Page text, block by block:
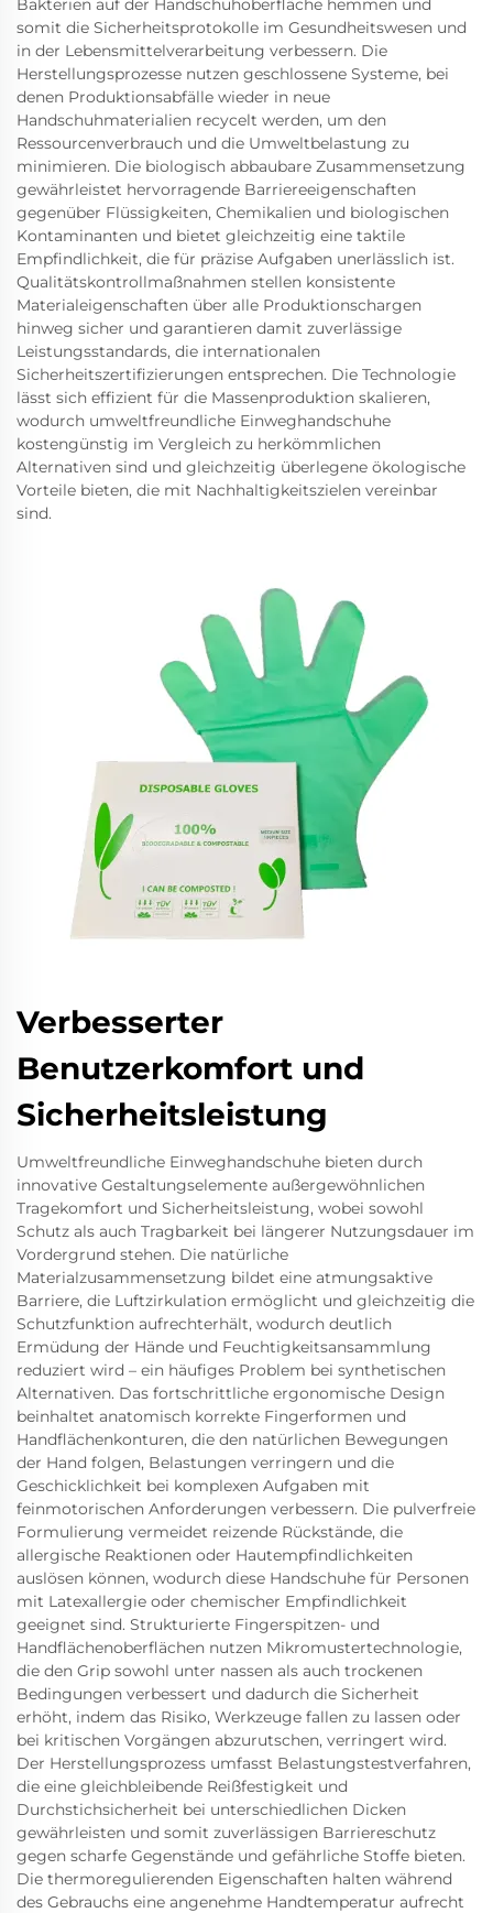
Bakterien auf der Handschuhoberfläche hemmen und
somit die Sicherheitsprotokolle im Gesundheitswesen und
in der Lebensmittelverarbeitung verbessern. Die
Herstellungsprozesse nutzen geschlossene Systeme, bei
denen Produktionsabfälle wieder in neue
Handschuhmaterialien recycelt werden, um den
Ressourcenverbrauch und die Umweltbelastung zu
minimieren. Die biologisch abbaubare Zusammensetzung
gewährleistet hervorragende Barriereeigenschaften
gegenüber Flüssigkeiten, Chemikalien und biologischen
Kontaminanten und bietet gleichzeitig eine taktile
Empfindlichkeit, die für präzise Aufgaben unerlässlich ist.
Qualitätskontrollmaßnahmen stellen konsistente
Materialeigenschaften über alle Produktionschargen
hinweg sicher und garantieren damit zuverlässige
Leistungsstandards, die internationalen
Sicherheitszertifizierungen entsprechen. Die Technologie
lässt sich effizient für die Massenproduktion skalieren,
wodurch umweltfreundliche Einweghandschuhe
kostengünstig im Vergleich zu herkömmlichen
Alternativen sind und gleichzeitig überlegene ökologische
Vorteile bieten, die mit Nachhaltigkeitszielen vereinbar
sind.
Verbesserter
Benutzerkomfort und
Sicherheitsleistung
Umweltfreundliche Einweghandschuhe bieten durch
innovative Gestaltungselemente außergewöhnlichen
Tragekomfort und Sicherheitsleistung, wobei sowohl
Schutz als auch Tragbarkeit bei längerer Nutzungsdauer im
Vordergrund stehen. Die natürliche
Materialzusammensetzung bildet eine atmungsaktive
Barriere, die Luftzirkulation ermöglicht und gleichzeitig die
Schutzfunktion aufrechterhält, wodurch deutlich
Ermüdung der Hände und Feuchtigkeitsansammlung
reduziert wird – ein häufiges Problem bei synthetischen
Alternativen. Das fortschrittliche ergonomische Design
beinhaltet anatomisch korrekte Fingerformen und
Handflächenkonturen, die den natürlichen Bewegungen
der Hand folgen, Belastungen verringern und die
Geschicklichkeit bei komplexen Aufgaben mit
feinmotorischen Anforderungen verbessern. Die pulverfreie
Formulierung vermeidet reizende Rückstände, die
allergische Reaktionen oder Hautempfindlichkeiten
auslösen können, wodurch diese Handschuhe für Personen
mit Latexallergie oder chemischer Empfindlichkeit
geeignet sind. Strukturierte Fingerspitzen- und
Handflächenoberflächen nutzen Mikromustertechnologie,
die den Grip sowohl unter nassen als auch trockenen
Bedingungen verbessert und dadurch die Sicherheit
erhöht, indem das Risiko, Werkzeuge fallen zu lassen oder
bei kritischen Vorgängen abzurutschen, verringert wird.
Der Herstellungsprozess umfasst Belastungstestverfahren,
die eine gleichbleibende Reißfestigkeit und
Durchstichsicherheit bei unterschiedlichen Dicken
gewährleisten und somit zuverlässigen Barriereschutz
gegen scharfe Gegenstände und gefährliche Stoffe bieten.
Die thermoregulierenden Eigenschaften halten während
des Gebrauchs eine angenehme Handtemperatur aufrecht